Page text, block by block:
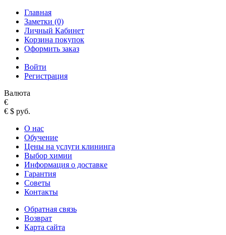
Главная
Заметки (0)
Личный Кабинет
Корзина покупок
Оформить заказ
Войти
Регистрация
Валюта
€
€ $ руб.
О нас
Обучение
Цены на услуги клининга
Выбор химии
Информация о доставке
Гарантия
Советы
Контакты
Обратная связь
Возврат
Карта сайта